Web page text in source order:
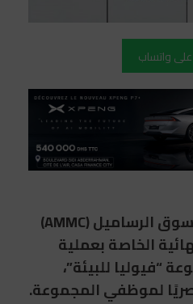
على واتساب
منحت الهيئة المغربية لسوق الرساميل (AMMC)
الخاصة بعملية
“فيوليا للبيئة”،
لموظفي المجموعة.